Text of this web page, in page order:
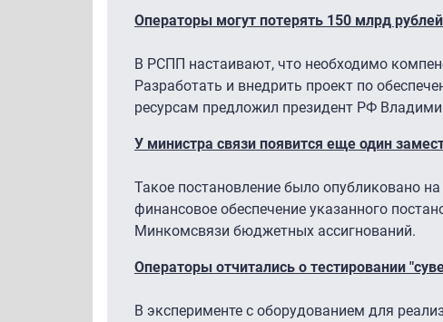
Операторы могут потерять 150 млрд
В РСПП настаивают, что необходимо
Разработать и внедрить проект по
ресурсам предложил президент РФ
У министра связи появится еще один
Такое постановление было опубликовано
финансовое обеспечение указанного
Минкомсвязи бюджетных ассигнований.
Операторы отчитались о тестировании
В эксперименте с оборудованием для